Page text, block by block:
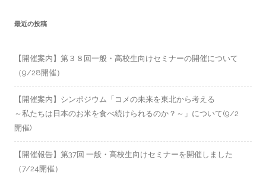
最近の投稿
【開催案内】第３８回一般・高校生向けセミナーの開催について
（9/28開催）
【開催案内】シンポジウム「コメの未来を東北から考える
～私たちは日本のお米を食べ続けられるのか？～」について(9/2
開催)
【開催報告】第37回 一般・高校生向けセミナーを開催しました
（7/24開催）